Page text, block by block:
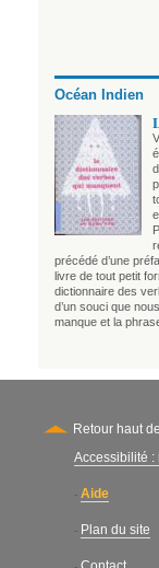
Océan Indien
précédé d’une
livre de tout petit
dictionnaire des
d’un souci que
manque et la
Retour haut
Secondary
Accessibilité :
- Aide
- Plan du site